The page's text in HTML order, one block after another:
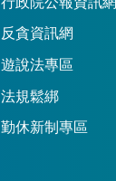
反貪資訊網
遊說法專區
法規鬆綁
勤休新制專區